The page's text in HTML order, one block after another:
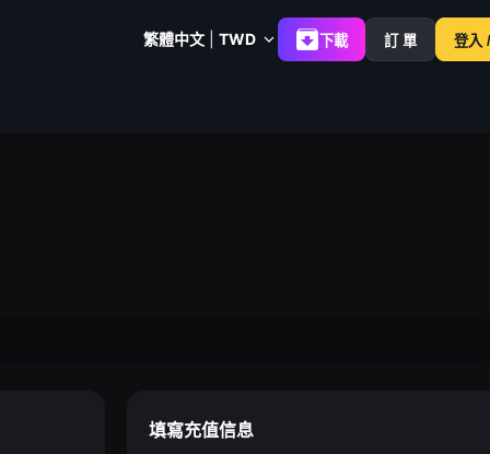
繁體中文 TWD 下載 訂 單 登入
填寫充值信息